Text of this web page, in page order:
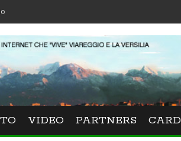
VIDEO PARTNERS CARD